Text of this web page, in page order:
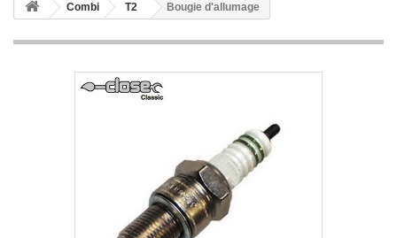
Combi T2 Bougie d'allumage